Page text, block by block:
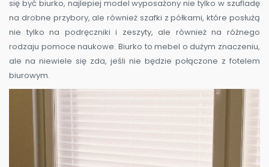
się być biurko, najlepiej model wyposażony nie tylko w szufladę
na drobne przybory, ale również szafki z półkami, które posłużą
nie tylko na podręczniki i zeszyty, ale również na różnego
rodzaju pomoce naukowe. Biurko to mebel o dużym znaczeniu,
ale na niewiele się zda, jeśli nie będzie połączone z fotelem
biurowym.